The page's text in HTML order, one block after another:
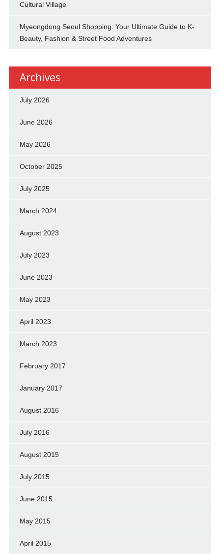
Cultural Village
Myeongdong Seoul Shopping: Your Ultimate Guide to K-
Beauty, Fashion & Street Food Adventures
Archives
July 2026
June 2026
May 2026
October 2025
July 2025
March 2024
August 2023
July 2023
June 2023
May 2023
April 2023
March 2023
February 2017
January 2017
August 2016
July 2016
August 2015
July 2015
June 2015
May 2015
April 2015